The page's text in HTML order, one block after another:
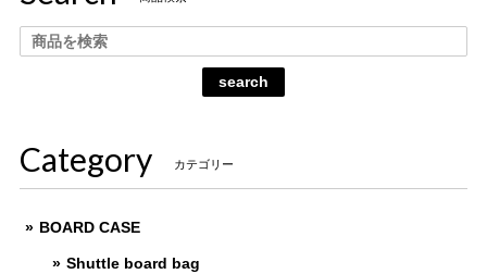
search
Category カテゴリー
BOARD CASE
Shuttle board bag